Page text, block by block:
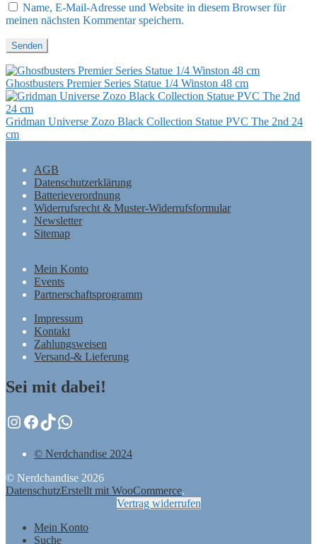
Name, E-Mail-Adresse und Website in diesem Browser für
meinen nächsten Kommentar speichern.
Ghostbusters Premier Series Statue 1/4 Winston 48 cm
Gridman Universe Zozo Black Collection Statue PVC The 2nd 24
cm
AGB
Datenschutzerklärung
Batterieverordnung
Widerrufsrecht & Muster-Widerrufsformular
Newsletter
Sitemap
Mein Konto
Events
Partnerschaftsprogramm
Impressum
Kontakt
Zahlungsweisen
Versand-& Lieferung
Sei mit dabei!
Instagram
Facebook
TikTok
WhatsApp
© Nerdchandise 2024
© Nerdchandise 2026
DatenschutzErstellt mit WooCommerce.
Vertrag widerrufen
Mein Konto
Suche